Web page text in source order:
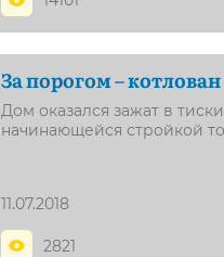
За порогом – котлован
Дом оказался зажат в
начинающейся стройкой
11.07.2018
2821